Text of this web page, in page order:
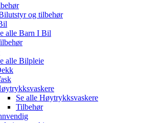
og tilbehør
alle Barn I Bil
alle Bilpleie
Se alle Høytrykksvaskere
Tilbehør